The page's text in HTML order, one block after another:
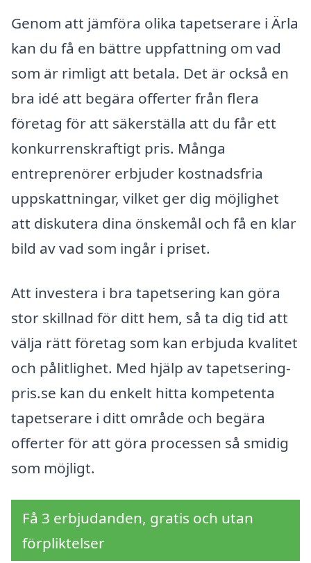
Genom att jämföra olika tapetserare i Ärla
kan du få en bättre uppfattning om vad
som är rimligt att betala. Det är också en
bra idé att begära offerter från flera
företag för att säkerställa att du får ett
konkurrenskraftigt pris. Många
entreprenörer erbjuder kostnadsfria
uppskattningar, vilket ger dig möjlighet
att diskutera dina önskemål och få en klar
bild av vad som ingår i priset.
Att investera i bra tapetsering kan göra
stor skillnad för ditt hem, så ta dig tid att
välja rätt företag som kan erbjuda kvalitet
och pålitlighet. Med hjälp av tapetsering-
pris.se kan du enkelt hitta kompetenta
tapetserare i ditt område och begära
offerter för att göra processen så smidig
som möjligt.
Få 3 erbjudanden, gratis och utan
förpliktelser